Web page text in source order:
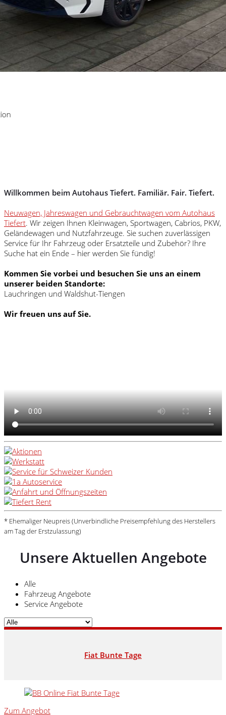
Willkommen beim Autohaus Tiefert. Familiär. Fair. Tiefert.
Neuwagen, Jahreswagen und Gebrauchtwagen vom Autohaus
Tiefert. Wir zeigen Ihnen Kleinwagen, Sportwagen, Cabrios, PKW,
Geländewagen und Nutzfahrzeuge. Sie suchen zuverlässigen
Service für Ihr Fahrzeug oder Ersatzteile und Zubehör? Ihre
Suche hat ein Ende – hier werden Sie fündig!
Kommen Sie vorbei und besuchen Sie uns an einem
unserer beiden Standorte:
Lauchringen und Waldshut-Tiengen
Wir freuen uns auf Sie.
* Ehemaliger Neupreis (Unverbindliche Preisempfehlung des Herstellers
am Tag der Erstzulassung)
Unsere Aktuellen Angebote
Alle
Fahrzeug Angebote
Service Angebote
Fiat Bunte Tage
Zum Angebot